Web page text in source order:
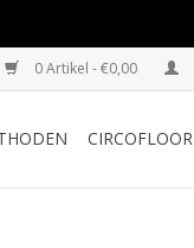
0 Artikel - €0,00
CIRCOFLOOR